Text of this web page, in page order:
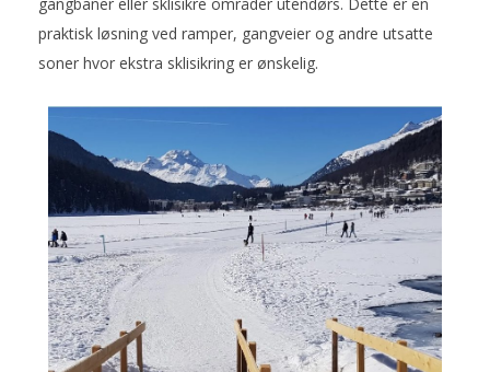
praktisk løsning ved ramper, gangveier og andre utsatte
soner hvor ekstra sklisikring er ønskelig.